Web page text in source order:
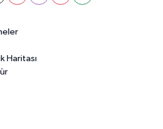
Haritası